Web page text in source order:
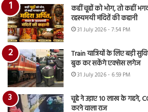
कहीं चूहों को भोग, तो कहीं
रहस्यमयी मंदिरों की कहानी
31 July 2026 - 7:54 PM
Train यात्रियों के लिए बड़ी
बुक कर सकेंगे एक्सेस लगेज
31 July 2026 - 6:59 PM
चूहे ने उड़ाए 10 लाख के गहने,
करने वाला राज